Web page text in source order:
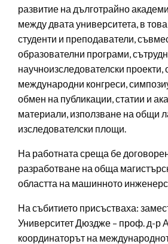
развитие на дълготрайно
между двата университета, в
студенти и преподаватели,
образователни програми,
научноизследователски проекти,
международни конгреси,
обмен на публикации, статии и
материали, използване на общи
изследователски площи.
На работната среща бе
разработване на обща
областта на машинното
На събитието присъстваха:
Университет Дюздже – проф. д-р
координаторът на